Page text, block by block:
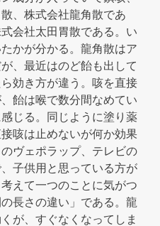
、株式会社龍角散であ
会社太田胃散である。い
かが分かる。龍角散はア
、最近はのど飴も出して
効き方が違う。咳を直接
飴は喉で数分間なめてい
じる。同じように塗り薬
咳は止めないが何か効果
ヴェポラップ、テレビの
子供用と思っている方が
えて一つのことに気がつ
長さの違い」である。龍
が、すぐなくなってしま